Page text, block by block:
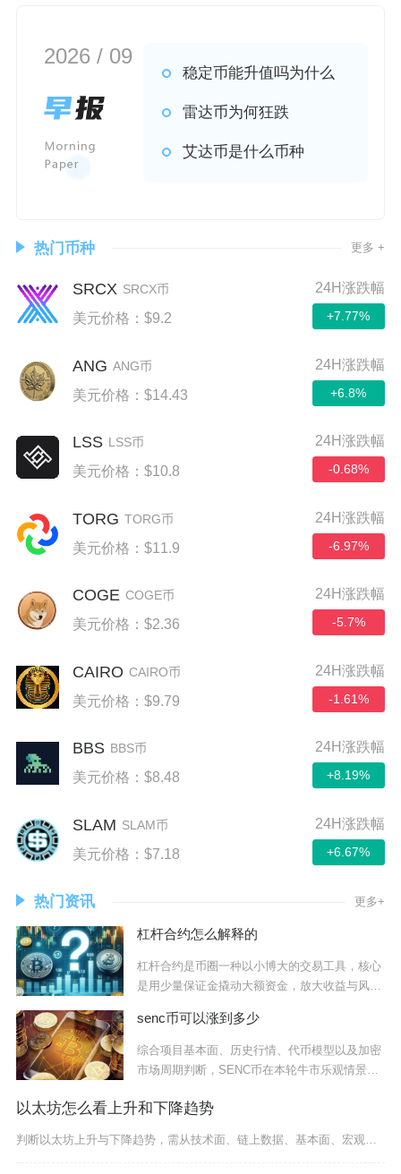
2026 / 09
稳定币能升值吗为什么
雷达币为何狂跌
艾达币是什么币种
热门币种 更多 +
SRCX SRCX币
美元价格：$9.2
24H涨跌幅
+7.77%
ANG ANG币
美元价格：$14.43
24H涨跌幅
+6.8%
LSS LSS币
美元价格：$10.8
24H涨跌幅
-0.68%
TORG TORG币
美元价格：$11.9
24H涨跌幅
-6.97%
COGE COGE币
美元价格：$2.36
24H涨跌幅
-5.7%
CAIRO CAIRO币
美元价格：$9.79
24H涨跌幅
-1.61%
BBS BBS币
美元价格：$8.48
24H涨跌幅
+8.19%
SLAM SLAM币
美元价格：$7.18
24H涨跌幅
+6.67%
热门资讯 更多+
杠杆合约怎么解释的
杠杆合约是币圈一种以小博大的交易工具，核心
是用少量保证金撬动大额资金，放大收益与风
senc币可以涨到多少
综合项目基本面、历史行情、代币模型以及加密
市场周期判断，SENC币在本轮牛市乐观情景下
以太坊怎么看上升和下降趋势
判断以太坊上升与下降趋势，需从技术面、链上数据、基本面、宏观与资金面四大维度交叉验证，单一